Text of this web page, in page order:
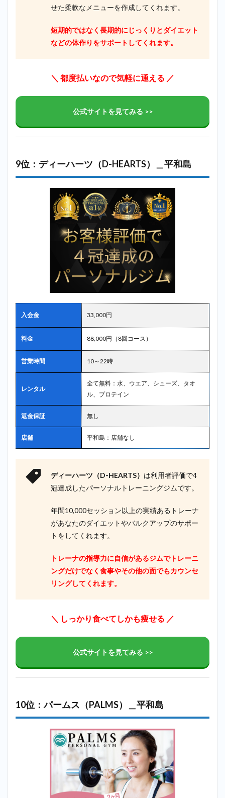
せた柔軟なメニューを作成してくれます。
短期的ではなく長期的にじっくりとダイエット
などの体作りをサポートしてくれます。
＼ 都度払いなので気軽に通える ／
公式サイトを見てみる >>
9位：ディーハーツ（D-HEARTS）＿平和島
入会金 33,000円
料金 88,000円（8回コース）
営業時間 10～22時
レンタル
全て無料：水、ウエア、シューズ、タオ
ル、プロテイン
返金保証 無し
店舗 平和島：店舗なし
ディーハーツ（D-HEARTS） は利用者評価で4
冠達成したパーソナルトレーニングジムです。
年間10,000セッション以上の実績あるトレーナ
があなたのダイエットやバルクアップのサポー
トをしてくれます。
トレーナの指導力に自信があるジムでトレーニ
ングだけでなく食事やその他の面でもカウンセ
リングしてくれます。
＼ しっかり食べてしかも痩せる ／
公式サイトを見てみる >>
10位：パームス（PALMS）＿平和島